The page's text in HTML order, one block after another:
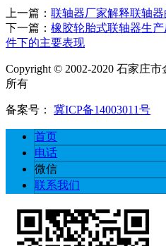
上一篇： 联轴器厂家解释联轴
下一篇： 橡胶轮胎式联轴器生
件下的主要表现
Copyright © 2002-2020 石家庄
所有
备案号： 冀ICP备14003011号
首页
电话
微信
联系我们